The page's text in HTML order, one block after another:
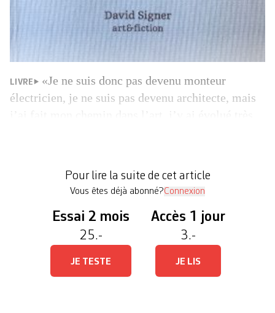
LIVRE
«Je ne suis donc pas devenu monteur
électricien, je ne suis pas devenu architecte, mais
allocution à Saint-Gall, à l’occasion de la […]
Pour lire la suite de cet article
Vous êtes déjà abonné?Connexion
Essai 2 mois
25.-
JE TESTE
Accès 1 jour
3.-
JE LIS